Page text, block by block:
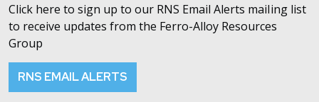
Click here to sign up to our RNS Email Alerts mailing list
to receive updates from the Ferro-Alloy Resources
Group
RNS EMAIL ALERTS